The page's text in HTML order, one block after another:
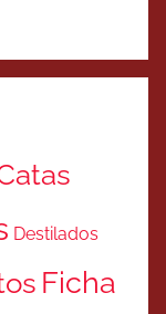
Destilados
Ficha